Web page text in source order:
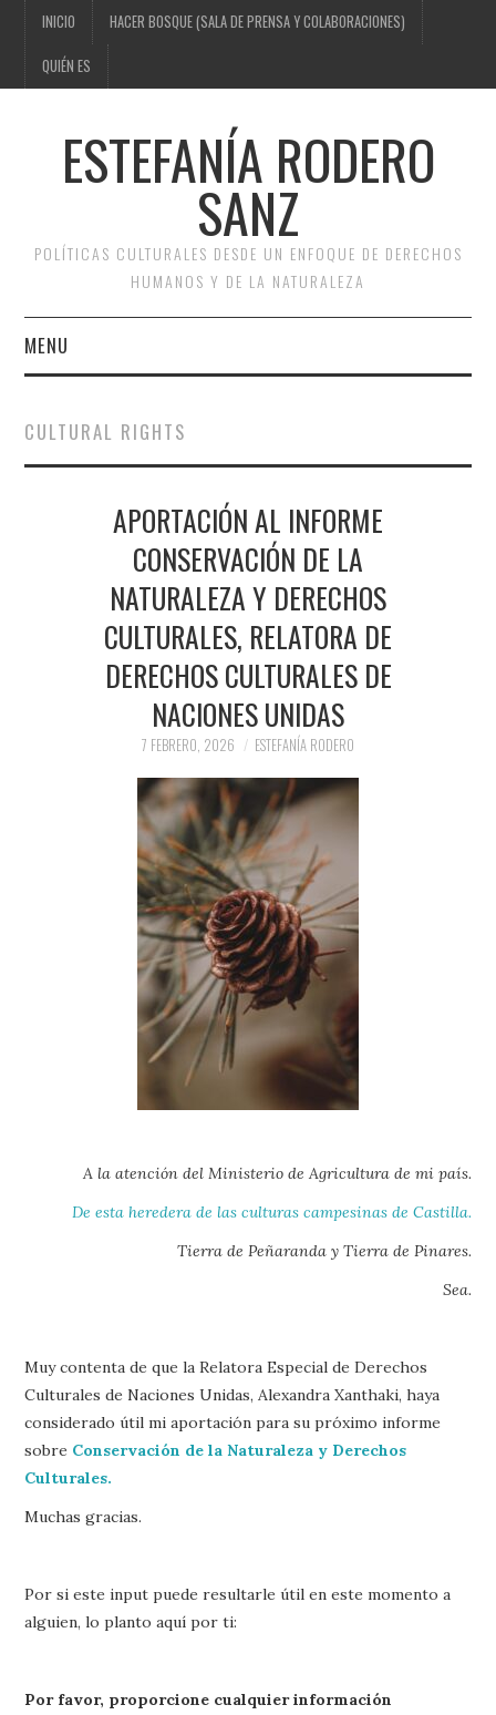
INICIO HACER BOSQUE (SALA DE PRENSA Y COLABORACIONES)
QUIÉN ES
ESTEFANÍA RODERO
SANZ
POLÍTICAS CULTURALES DESDE UN ENFOQUE DE DERECHOS
HUMANOS Y DE LA NATURALEZA
MENU
HACER BOSQUE (SALA DE
PRENSA Y
COLABORACIONES)
QUIÉN ES
CULTURAL RIGHTS
APORTACIÓN AL INFORME
CONSERVACIÓN DE LA
NATURALEZA Y DERECHOS
CULTURALES, RELATORA DE
DERECHOS CULTURALES DE
NACIONES UNIDAS
7 FEBRERO, 2026 ESTEFANÍA RODERO
A la atención del Ministerio de Agricultura de mi país.
De esta heredera de las culturas campesinas de Castilla.
Tierra de Peñaranda y Tierra de Pinares.
Sea.
Muy contenta de que la Relatora Especial de Derechos
Culturales de Naciones Unidas, Alexandra Xanthaki, haya
considerado útil mi aportación para su próximo informe
sobre Conservación de la Naturaleza y Derechos
Culturales.
Muchas gracias.
Por si este input puede resultarle útil en este momento a
alguien, lo planto aquí por ti:
Por favor, proporcione cualquier información